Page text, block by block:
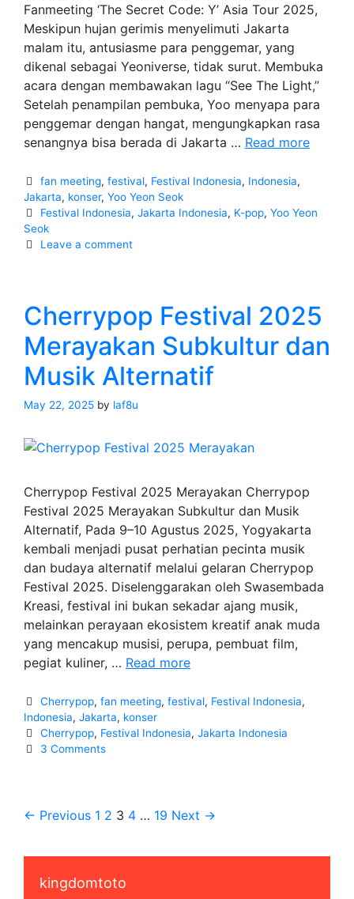
Fanmeeting ‘The Secret Code: Y’ Asia Tour 2025,
Meskipun hujan gerimis menyelimuti Jakarta
malam itu, antusiasme para penggemar, yang
dikenal sebagai Yeoniverse, tidak surut. Membuka
acara dengan membawakan lagu “See The Light,”
Setelah penampilan pembuka, Yoo menyapa para
penggemar dengan hangat, mengungkapkan rasa
senangnya bisa berada di Jakarta … Read moreYoo
‘The
Tour
2025
Categories
fan meeting,festival, Festival Indonesia, Indonesia,
Jakarta, konser, Yoo Yeon Seok
Tags
Festival Indonesia,Jakarta Indonesia, K-pop,Yoo Yeon
Seok
Leave a comment
Cherrypop Festival 2025
Merayakan Subkultur dan
Musik Alternatif
May 22, 2025 by laf8u
Cherrypop Festival 2025 Merayakan Cherrypop
Festival 2025 Merayakan Subkultur dan Musik
Alternatif, Pada 9–10 Agustus 2025, Yogyakarta
kembali menjadi pusat perhatian pecinta musik
dan budaya alternatif melalui gelaran Cherrypop
Festival 2025. Diselenggarakan oleh Swasembada
Kreasi, festival ini bukan sekadar ajang musik,
melainkan perayaan ekosistem kreatif anak muda
yang mencakup musisi, perupa, pembuat film,
pegiat kuliner, … Read moreCherrypop
2025
Subkultur
Categories
Cherrypop,fan meeting,festival, Festival Indonesia,
Indonesia, Jakarta, konser
Tags
Cherrypop, Festival Indonesia,Jakarta Indonesia
3 Comments
Post
← Previous 1 2 3 4 … 19 Next →
kingdomtoto